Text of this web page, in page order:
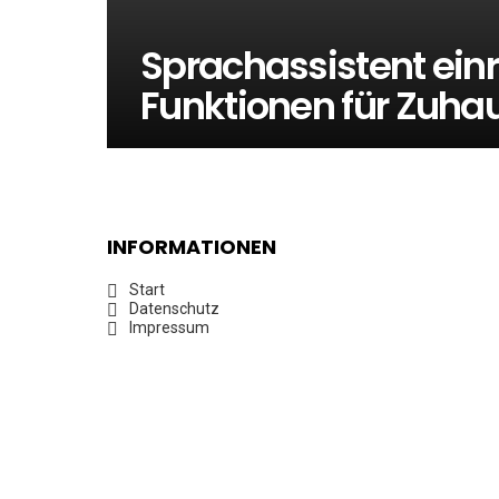
Sprachassistent
Funktionen für
INFORMATIONEN
Start
Datenschutz
Impressum